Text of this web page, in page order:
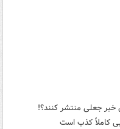
جعلی منتشر کنند؟!
کاملاً کذب است